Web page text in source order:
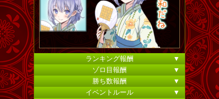
ランキング報酬
▼
ゾロ目報酬
▼
勝ち数報酬
▼
イベントルール
▼